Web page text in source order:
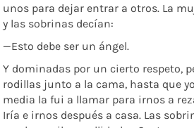
unos para dejar entrar a otros. La
y las sobrinas decían:
—Esto debe ser un ángel.
Y dominadas por un cierto respeto,
rodillas junto a la cama, hasta que
media la fui a llamar para irnos a
Iría e irnos después a casa. Las